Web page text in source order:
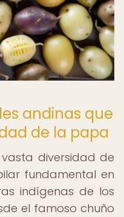
andinas que
de la papa
diversidad de
fundamental en
indígenas de los
el famoso chuño